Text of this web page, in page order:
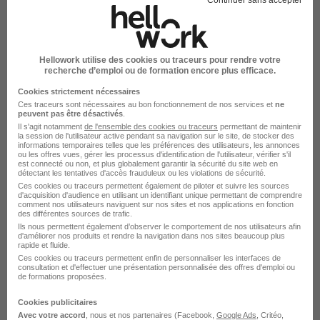
Créer mon alerte
En cliquant sur "Créer mon alerte", vous acceptez les
CGU et déclarez avoir pris connaissance de la
politique de protection des données du site
Élargissez votre recherche
Alternance BTP Chartres
Emploi BTP
Emploi à Chartres
Alternance BTP
Hellowork utilise des cookies ou traceurs pour rendre votre
recherche d’emploi ou de formation encore plus efficace.
Cookies strictement nécessaires
Ces traceurs sont nécessaires au bon fonctionnement de nos services et ne
peuvent pas être désactivés
Il s'agit notamment de l'ensemble des cookies ou traceurs permettant de maintenir
la session de l'utilisateur active pendant sa navigation sur le site, de stocker des
informations temporaires telles que les préférences des utilisateurs, les annonces
ou les offres vues, gérer les processus d'identification de l'utilisateur, vérifier s'il
est connecté ou non, et plus globalement garantir la sécurité du site web en
détectant les tentatives d'accès frauduleux ou les violations de sécurité.
Ces cookies ou traceurs permettent également de piloter et suivre les sources
d'acquisition d'audience en utilisant un identifiant unique permettant de comprendre
comment nos utilisateurs naviguent sur nos sites et nos applications en fonction
des différentes sources de trafic.
Ils nous permettent également d’observer le comportement de nos utilisateurs afin
d'améliorer nos produits et rendre la navigation dans nos sites beaucoup plus
rapide et fluide.
Ces cookies ou traceurs permettent enfin de personnaliser les interfaces de
consultation et d'effectuer une présentation personnalisée des offres d'emploi ou
de formations proposées.
Cookies publicitaires
Avec votre accord , nous et nos partenaires (Facebook, Google Ads , Critéo,